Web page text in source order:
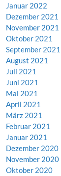
Januar 2022
Dezember 2021
November 2021
Oktober 2021
September 2021
August 2021
Juli 2021
Juni 2021
Mai 2021
April 2021
März 2021
Februar 2021
Januar 2021
Dezember 2020
November 2020
Oktober 2020